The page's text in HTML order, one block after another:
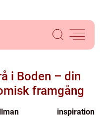
i Boden – din
framgång
inspiration